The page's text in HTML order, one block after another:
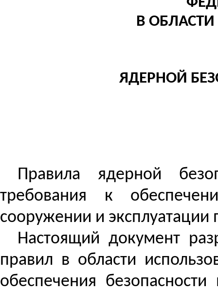
В
ЯДЕРНОЙ
Правила ядерной
требования к
сооружении и эксплуатации
Настоящий документ
правил в области
обеспечения